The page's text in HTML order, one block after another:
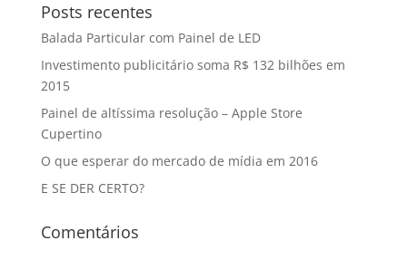
Posts recentes
Balada Particular com Painel de LED
Investimento publicitário soma R$ 132 bilhões em
2015
Painel de altíssima resolução – Apple Store
Cupertino
O que esperar do mercado de mídia em 2016
E SE DER CERTO?
Comentários